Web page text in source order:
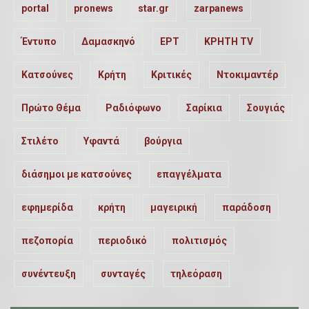
portal pronews star.gr zarpanews
Έντυπο Δαμασκηνό ΕΡΤ ΚΡΗΤΗ TV
Κατσούνες Κρήτη Κριτικές Ντοκιμαντέρ
Πρώτο Θέμα Ραδιόφωνο Σαρίκια Σουγιάς
Στιλέτο Υφαντά βούργια
διάσημοι με κατσούνες επαγγέλματα
εφημερίδα κρήτη μαγειρική παράδοση
πεζοπορία περιοδικό πολιτισμός
συνέντευξη συνταγές τηλεόραση